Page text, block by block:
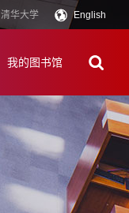
清华大学 English
我的图书馆